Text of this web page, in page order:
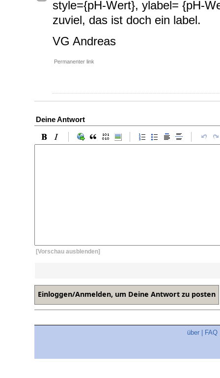
style={pH-Wert}, ylabel= {pH-
zuviel, das ist doch ein label.
VG Andreas
Permanenter link
Deine Antwort
[Vorschau ausblenden]
über FAQ